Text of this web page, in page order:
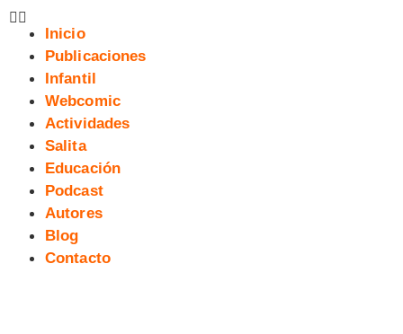
Inicio
Publicaciones
Infantil
Webcomic
Actividades
Salita
Educación
Podcast
Autores
Blog
Contacto